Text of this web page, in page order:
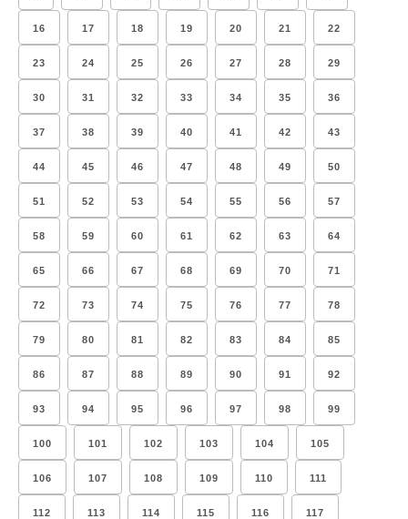
16 17 18 19 20 21 22
23 24 25 26 27 28 29
30 31 32 33 34 35 36
37 38 39 40 41 42 43
44 45 46 47 48 49 50
51 52 53 54 55 56 57
58 59 60 61 62 63 64
65 66 67 68 69 70 71
72 73 74 75 76 77 78
79 80 81 82 83 84 85
86 87 88 89 90 91 92
93 94 95 96 97 98 99
100 101 102 103 104 105
106 107 108 109 110 111
112 113 114 115 116 117